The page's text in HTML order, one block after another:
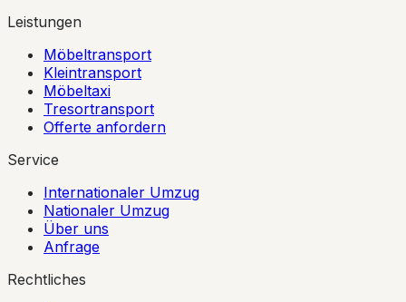
Leistungen
Möbeltransport
Kleintransport
Möbeltaxi
Tresortransport
Offerte anfordern
Service
Internationaler Umzug
Nationaler Umzug
Über uns
Anfrage
Rechtliches